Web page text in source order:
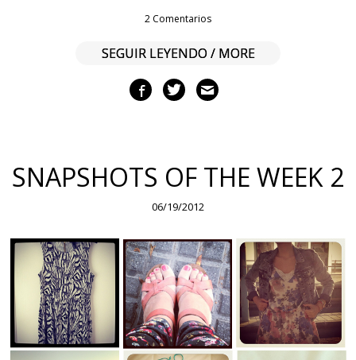
2 Comentarios
SEGUIR LEYENDO / MORE
SNAPSHOTS OF THE WEEK 2
06/19/2012